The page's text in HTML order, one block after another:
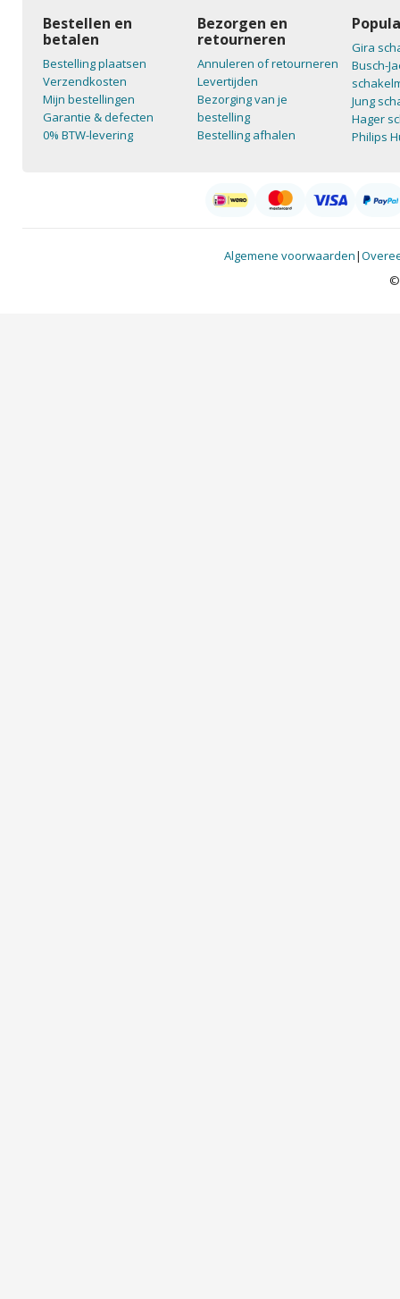
Bestellen en
betalen
Bestelling plaatsen
Verzendkosten
Mijn bestellingen
Garantie & defecten
0% BTW-levering
Bezorgen en
retourneren
Annuleren of retourneren
Levertijden
Bezorging van je
bestelling
Bestelling afhalen
Gira
Busch-
Jung
Hager
Philips
Algemene voorwaarden|
©